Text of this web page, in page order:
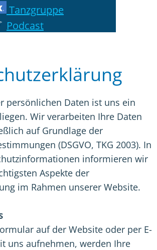
Tanzgruppe
Podcast
persönlichen Daten ist uns ein
Wir verarbeiten Ihre Daten
auf Grundlage der
(DSGVO, TKG 2003). In
informieren wir
Aspekte der
im Rahmen unserer Website.
auf der Website oder per E-
uns aufnehmen, werden Ihre